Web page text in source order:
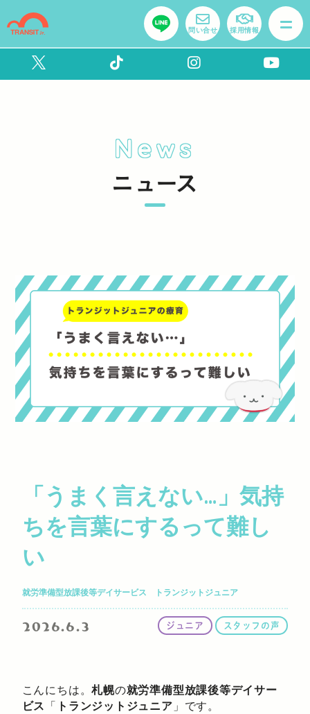
問い合せ 採用情報
News
ニュース
「うまく言えない…」気持
ちを言葉にするって難し
い
就労準備型放課後等デイサービス トランジットジュニア
2026.6.3 ジュニア スタッフの声
こんにちは。札幌の就労準備型放課後等デイサー
ビス 「 トランジットジュニア 」です。